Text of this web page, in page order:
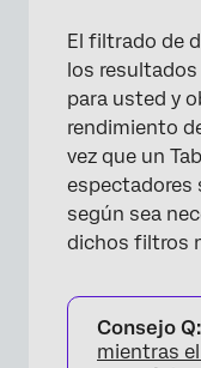
Cómo
los Widget
El filtrado de
los
para usted y
rendimiento
vez que un
espectadores
según sea
dichos filtros
Consejo Q:
mientras